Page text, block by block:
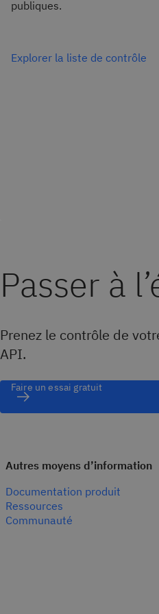
publiques.
Explorer la liste de contrôle
Passer à
Prenez le contrôle de
API.
Faire un essai gratuit
Autres moyens d’information
Documentation produit
Ressources
Communauté